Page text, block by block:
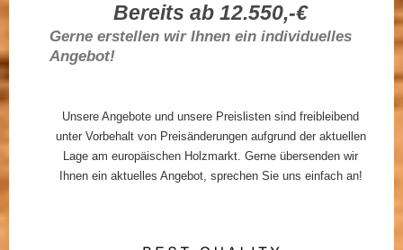
Bereits ab 12.550,-€
Gerne erstellen wir Ihnen ein individuelles
Angebot!
Unsere Angebote und unsere Preislisten sind freibleibend
unter Vorbehalt von Preisänderungen aufgrund der aktuellen
Lage am europäischen Holzmarkt. Gerne übersenden wir
Ihnen ein aktuelles Angebot, sprechen Sie uns einfach an!